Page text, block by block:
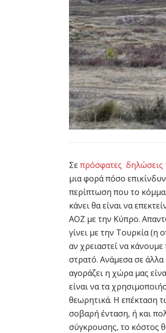
Σεπρόσφατες δηλώσεις
μια φορά πόσο
περίπτωση που το
κάνει θα είναι να
ΑΟΖ με την Κύπρο.
γίνει με την Τουρκία (η
αν χρειαστεί να
στρατό. Ανάμεσα σε άλλα
αγοράζει η χώρα μας
είναι να τα
θεωρητικά. Η επέκταση
σοβαρή ένταση, ή και
σύγκρουσης, το κόστος